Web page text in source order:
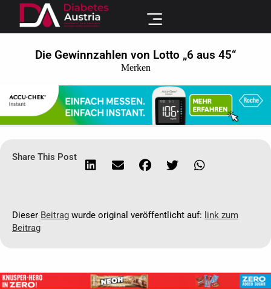
Die Gewinnzahlen von Lotto „6 aus 45“
Merken
Share This Post
Dieser Beitrag wurde original veröffentlicht auf: link zum
Beitrag